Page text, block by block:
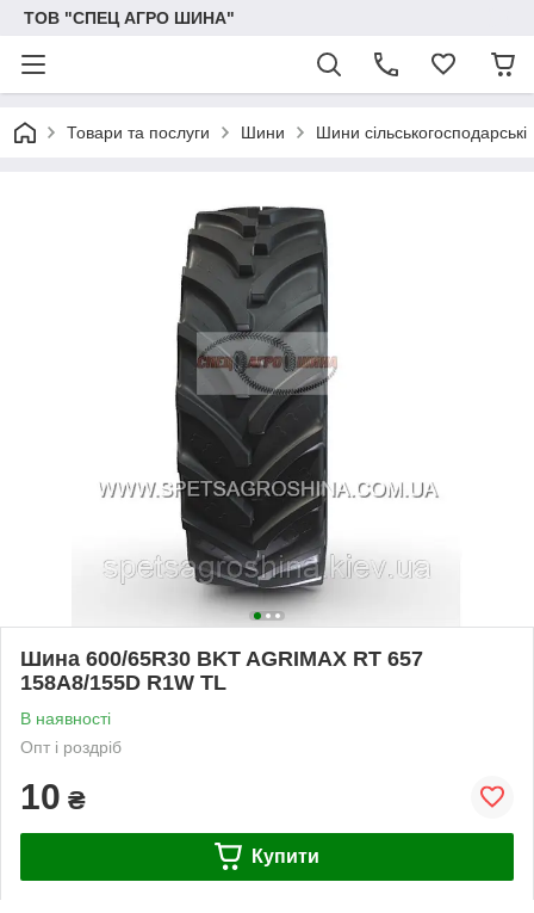
ТОВ "СПЕЦ АГРО ШИНА"
Товари та послуги Шини Шини сільськогосподарські
Шина 600/65R30 BKT AGRIMAX RT 657
158A8/155D R1W TL
В наявності
Опт і роздріб
10 ₴
Купити